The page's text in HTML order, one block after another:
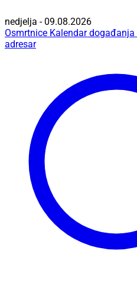
nedjelja - 09.08.2026
Osmrtnice Kalendar događanja
adresar